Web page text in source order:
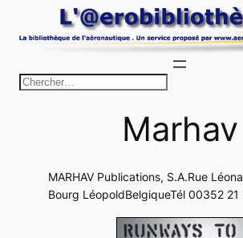
au
c
h
r
h
Marhav
MARHAV Publications, S.A.Rue
Bourg LéopoldBelgiqueTél 00352